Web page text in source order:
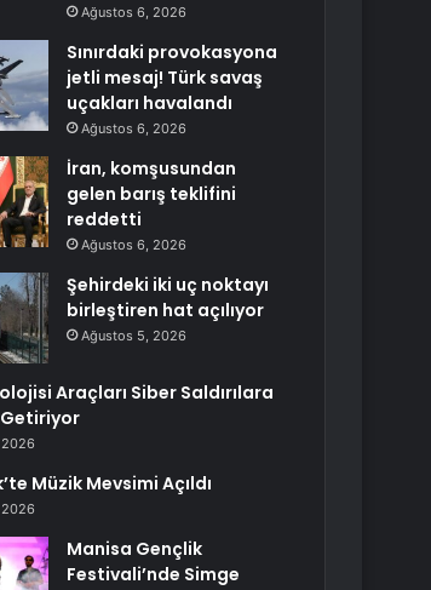
Ağustos 6, 2026
Sınırdaki provokasyona
jetli mesaj! Türk savaş
uçakları havalandı
Ağustos 6, 2026
İran, komşusundan
gelen barış teklifini
reddetti
Ağustos 6, 2026
Şehirdeki iki uç noktayı
birleştiren hat açılıyor
Ağustos 5, 2026
Araçları Siber Saldırılara
Getiriyor
Müzik Mevsimi Açıldı
Manisa Gençlik
Festivali’nde Simge